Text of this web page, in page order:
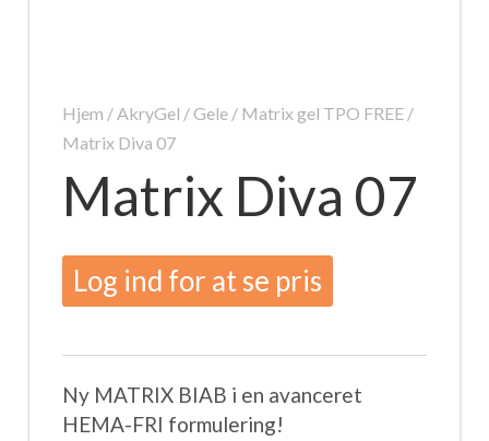
Hjem / AkryGel / Gele/ Matrix gel TPO FREE/
Matrix Diva 07
Matrix Diva 07
Log ind for at se pris
Ny MATRIX BIAB i en avanceret
HEMA-FRI formulering!